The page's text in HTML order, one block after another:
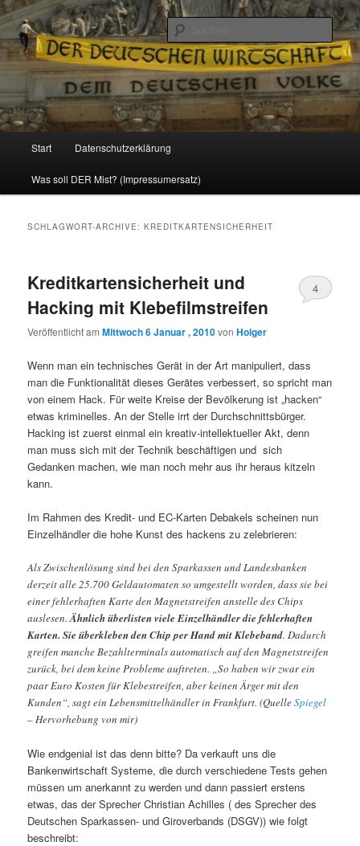
Reizzentrum
Politik, Wirtschaft, Soziales und Gesellschaft
Zum
Inhalt
Zum
sekundären
Start Datenschutzerklärung
Was soll DER Mist? (Impressumersatz)
SCHLAGWORT-ARCHIVE:KREDITKARTENSICHERHEIT
Kreditkartensicherheit und
Hacking mit Klebefilmstreifen
Veröffentlicht amMittwoch 6 Januar , 2010vonHolger
4
Wenn man ein technisches Gerät in der Art manipuliert, dass
man die Funktionalität dieses Gerätes verbessert, so spricht man
von einem Hack. Für weite Kreise der Bevölkerung ist „hacken“
etwas kriminelles. An der Stelle irrt der Durchschnittsbürger.
Hacking ist zuerst einmal ein kreativ-intellektueller Akt, denn
man muss sich mit der Technik beschäftigen und sich
Gedanken machen, wie man noch mehr aus ihr heraus kitzeln
kann.
Im Rahmen des Kredit- und EC-Karten Debakels scheinen nun
Einzelhändler die hohe Kunst des hackens zu zelebrieren:
Als Zwischenlösung sind bei den Sparkassen und Landesbanken
derzeit alle 25.700 Geldautomaten so umgestellt worden, dass sie bei
einer fehlerhaften Karte den Magnetstreifen anstelle des Chips
auslesen.Ähnlich überlisten viele Einzelhändler die fehlerhaften
Karten. Sie überkleben den Chip per Hand mit Klebeband. Dadurch
greifen manche Bezahlterminals automatisch auf den Magnetstreifen
zurück, bei dem keine Probleme auftreten. „So haben wir zwar ein
paar Euro Kosten für Klebestreifen, aber keinen Ärger mit den
Kunden“, sagt ein Lebensmittelhändler in Frankfurt. (QuelleSpiegel
– Hervorhebung von mir)
Wie endgenial ist das denn bitte? Da verkauft uns die
Bankenwirtschaft Systeme, die durch verschiedene Tests gehen
müssen um anerkannt zu werden und dann passiert erstens
etwas, das der Sprecher Christian Achilles ( des Sprecher des
Deutschen Sparkassen- und Giroverbands (DSGV)) wie folgt
beschreibt: